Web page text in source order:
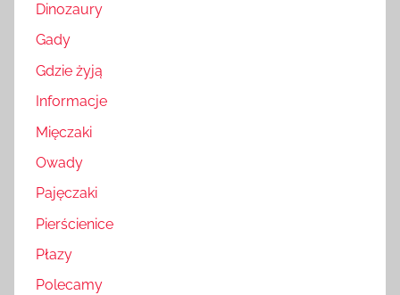
Dinozaury
Gady
Gdzie żyją
Informacje
Mięczaki
Owady
Pajęczaki
Pierścienice
Płazy
Polecamy